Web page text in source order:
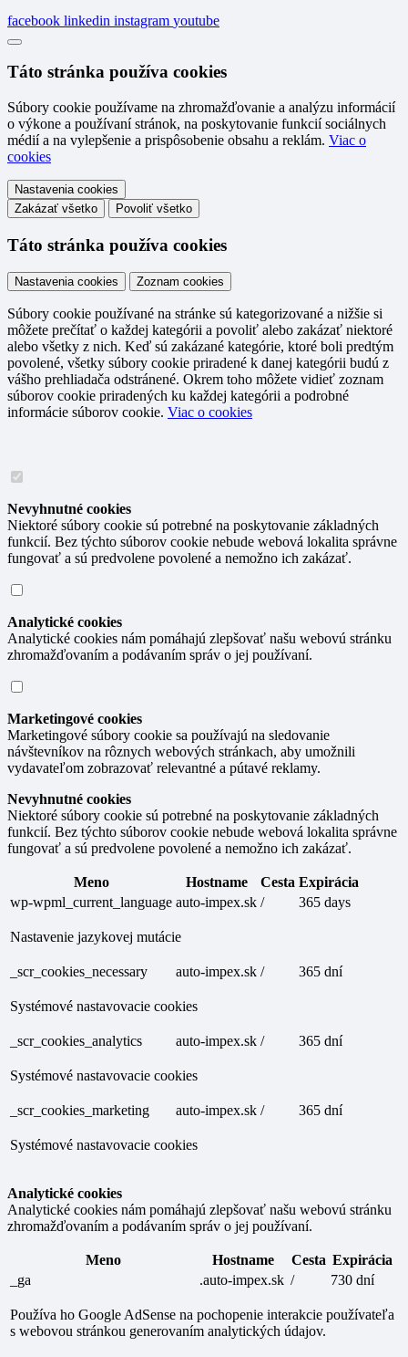
facebook linkedin instagram youtube
Táto stránka používa cookies
Súbory cookie používame na zhromažďovanie a analýzu informácií
o výkone a používaní stránok, na poskytovanie funkcií sociálnych
médií a na vylepšenie a prispôsobenie obsahu a reklám. Viac o
cookies
Nastavenia cookies
Zakázať všetko
Povoliť všetko
Táto stránka používa cookies
Nastavenia cookies Zoznam cookies
Súbory cookie používané na stránke sú kategorizované a nižšie si
môžete prečítať o každej kategórii a povoliť alebo zakázať niektoré
alebo všetky z nich. Keď sú zakázané kategórie, ktoré boli predtým
povolené, všetky súbory cookie priradené k danej kategórii budú z
vášho prehliadača odstránené. Okrem toho môžete vidieť zoznam
súborov cookie priradených ku každej kategórii a podrobné
informácie súborov cookie. Viac o cookies
Nevyhnutné cookies
Niektoré súbory cookie sú potrebné na poskytovanie základných
funkcií. Bez týchto súborov cookie nebude webová lokalita správne
fungovať a sú predvolene povolené a nemožno ich zakázať.
Analytické cookies
Analytické cookies nám pomáhajú zlepšovať našu webovú stránku
zhromažďovaním a podávaním správ o jej používaní.
Marketingové cookies
Marketingové súbory cookie sa používajú na sledovanie
návštevníkov na rôznych webových stránkach, aby umožnili
vydavateľom zobrazovať relevantné a pútavé reklamy.
Nevyhnutné cookies
Niektoré súbory cookie sú potrebné na poskytovanie základných
funkcií. Bez týchto súborov cookie nebude webová lokalita správne
fungovať a sú predvolene povolené a nemožno ich zakázať.
Meno Hostname Cesta Expirácia
wp-wpml_current_language auto-impex.sk / 365 days
Nastavenie jazykovej mutácie
_scr_cookies_necessary auto-impex.sk / 365 dní
Systémové nastavovacie cookies
_scr_cookies_analytics auto-impex.sk / 365 dní
Systémové nastavovacie cookies
_scr_cookies_marketing auto-impex.sk / 365 dní
Systémové nastavovacie cookies
Analytické cookies
Analytické cookies nám pomáhajú zlepšovať našu webovú stránku
zhromažďovaním a podávaním správ o jej používaní.
Meno Hostname Cesta Expirácia
_ga
.auto-impex.sk / 730 dní
Používa ho Google AdSense na pochopenie interakcie používateľa
s webovou stránkou generovaním analytických údajov.